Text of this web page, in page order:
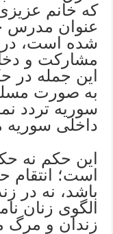
که خانم
عنوان مدرس
شده است، در
مشارکت و
این جمله در
به صورت
سوریه تردد
داخلی
این حکم نه
است؛ انتقام
باشد، نه در
الگوی زنان
زندان و مرگ